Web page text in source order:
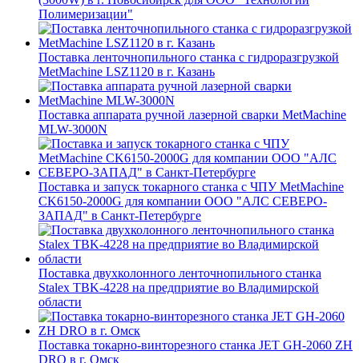
Полимеризации"
Поставка ленточнопильного станка c гидроразгрузкой
MetMachine LSZ1120 в г. Казань
Поставка аппарата ручной лазерной сварки MetMachine
MLW-3000N
Поставка и запуск токарного станка с ЧПУ MetMachine
CK6150-2000G для компании ООО "АЛС СЕВЕРО-
ЗАПАД" в Санкт-Петербурге
Поставка двухколонного ленточнопильного станка
Stalex TBK-4228 на предприятие во Владимирской
области
Поставка токарно-винторезного станка JET GH-2060 ZH
DRO в г. Омск